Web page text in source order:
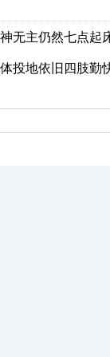
无主仍然七点起
投地依旧四肢勤